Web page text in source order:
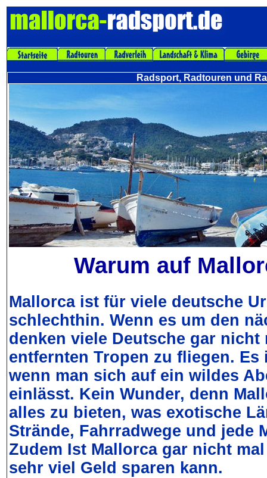
Radsport, Radtouren und
Warum auf
Mallorca ist für viele deutsche
schlechthin. Wenn es um den
denken viele Deutsche gar
entfernten Tropen zu fliegen.
wenn man sich auf ein wildes
einlässt. Kein Wunder, denn
alles zu bieten, was exotische
Strände, Fahrradwege und jede
Zudem Ist Mallorca gar nicht
sehr viel Geld sparen kann.